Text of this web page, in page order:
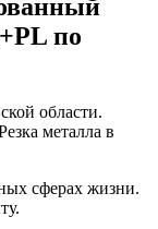
по
области.
металла в
сферах жизни.